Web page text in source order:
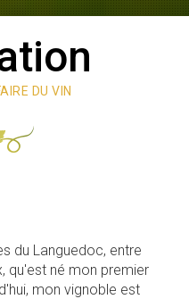
DU VIN
du Languedoc, entre
qu'est né mon premier
mon vignoble est